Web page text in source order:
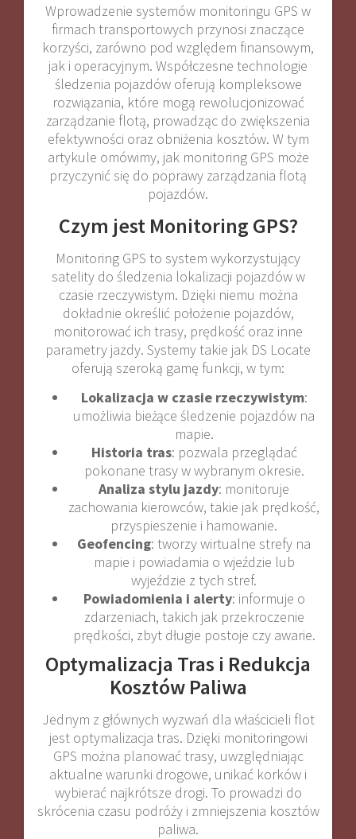
Wprowadzenie systemów monitoringu GPS w
firmach transportowych przynosi znaczące
korzyści, zarówno pod względem finansowym,
jak i operacyjnym. Współczesne technologie
śledzenia pojazdów oferują kompleksowe
rozwiązania, które mogą rewolucjonizować
zarządzanie flotą, prowadząc do zwiększenia
efektywności oraz obniżenia kosztów. W tym
artykule omówimy, jak monitoring GPS może
przyczynić się do poprawy zarządzania flotą
pojazdów.
Czym jest Monitoring GPS?
Monitoring GPS to system wykorzystujący
satelity do śledzenia lokalizacji pojazdów w
czasie rzeczywistym. Dzięki niemu można
dokładnie określić położenie pojazdów,
monitorować ich trasy, prędkość oraz inne
parametry jazdy. Systemy takie jak DS Locate
oferują szeroką gamę funkcji, w tym:
Lokalizacja w czasie rzeczywistym:
umożliwia bieżące śledzenie pojazdów na
mapie.
Historia tras: pozwala przeglądać
pokonane trasy w wybranym okresie.
Analiza stylu jazdy: monitoruje
zachowania kierowców, takie jak prędkość,
przyspieszenie i hamowanie.
Geofencing: tworzy wirtualne strefy na
mapie i powiadamia o wjeździe lub
wyjeździe z tych stref.
Powiadomienia i alerty: informuje o
zdarzeniach, takich jak przekroczenie
prędkości, zbyt długie postoje czy awarie.
Optymalizacja Tras i Redukcja
Kosztów Paliwa
Jednym z głównych wyzwań dla właścicieli flot
jest optymalizacja tras. Dzięki monitoringowi
GPS można planować trasy, uwzględniając
aktualne warunki drogowe, unikać korków i
wybierać najkrótsze drogi. To prowadzi do
skrócenia czasu podróży i zmniejszenia kosztów
paliwa.